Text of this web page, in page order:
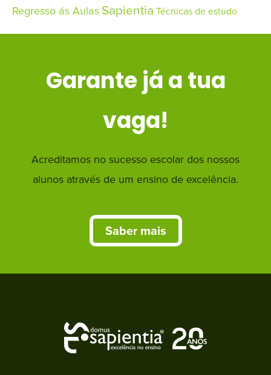
Regresso ás AulasSapientia Técnicas de estudo
Garante já a tua
vaga!
Acreditamos no sucesso escolar dos nossos
alunos através de um ensino de excelência.
Saber mais